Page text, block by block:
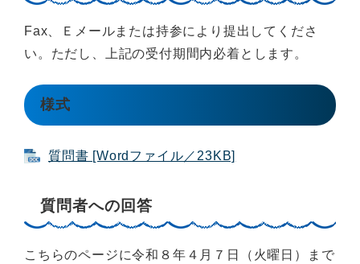
Fax、Ｅメールまたは持参により提出してくださ
い。ただし、上記の受付期間内必着とします。
様式
質問書 [Wordファイル／23KB]
質問者への回答
こちらのページに令和８年４月７日（火曜日）まで